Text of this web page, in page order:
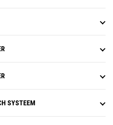
SYSTEEM